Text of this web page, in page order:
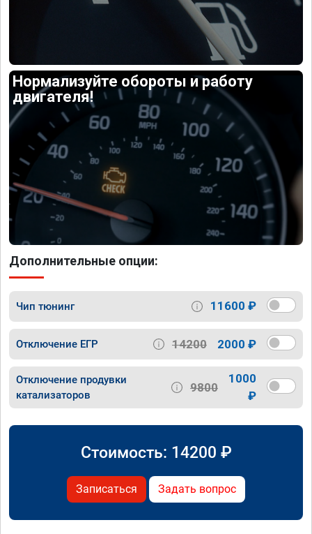
Нормализуйте обороты и работу
двигателя!
Дополнительные опции:
Чип тюнинг 11600 ₽
Отключение ЕГР 14200 2000 ₽
Отключение продувки
катализаторов
9800
1000
₽
Стоимость: 14200 ₽
Записаться Задать вопрос